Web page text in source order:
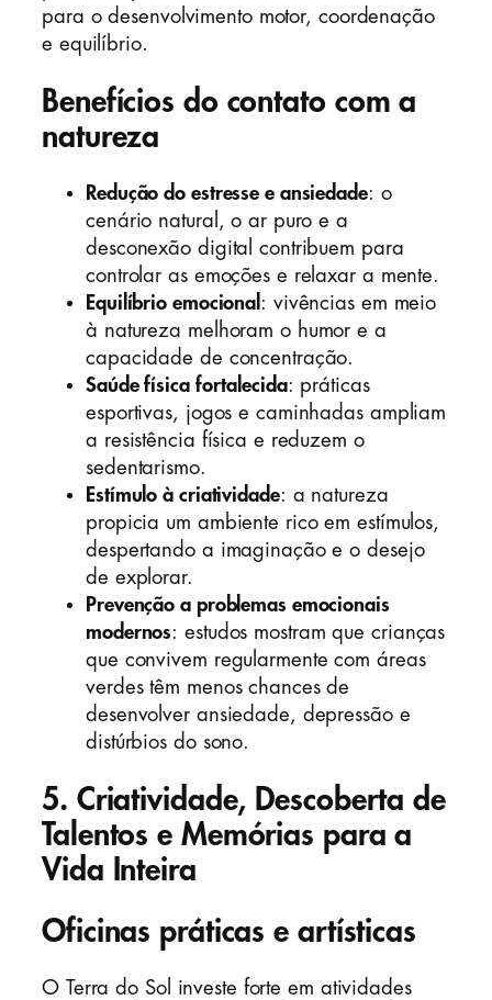
para o desenvolvimento motor, coordenação
e equilíbrio.
Benefícios do contato com a
natureza
Redução do estresse e ansiedade: o
cenário natural, o ar puro e a
desconexão digital contribuem para
controlar as emoções e relaxar a mente.
Equilíbrio emocional : vivências em meio
à natureza melhoram o humor e a
capacidade de concentração.
Saúde física fortalecida: práticas
esportivas, jogos e caminhadas ampliam
a resistência física e reduzem o
sedentarismo.
Estímulo à criatividade: a natureza
propicia um ambiente rico em estímulos,
despertando a imaginação e o desejo
de explorar.
Prevenção a problemas emocionais
modernos: estudos mostram que crianças
que convivem regularmente com áreas
verdes têm menos chances de
desenvolver ansiedade, depressão e
distúrbios do sono.
5. Criatividade, Descoberta de
Talentos e Memórias para a
Vida Inteira
Oficinas práticas e artísticas
O Terra do Sol investe forte em atividades